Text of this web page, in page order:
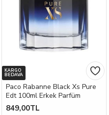
KARGO
BEDAVA
Paco Rabanne Black Xs Pure
Edt 100ml Erkek Parfüm
849,00TL